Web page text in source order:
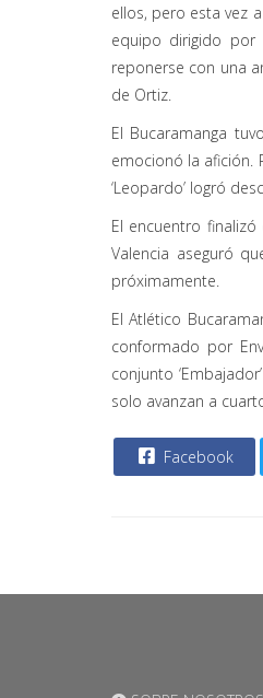
ellos, pero esta vez
equipo dirigido por
reponerse con una
de Ortiz.
El Bucaramanga
emocionó la afición.
‘Leopardo’ logró
El encuentro
Valencia aseguró
próximamente.
El Atlético
conformado por
conjunto
solo avanzan a
Facebook